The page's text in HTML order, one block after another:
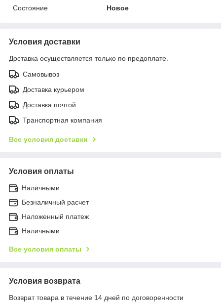
Состояние
Новое
Условия доставки
Доставка осуществляется только по предоплате.
Самовывоз
Доставка курьером
Доставка почтой
Транспортная компания
Все условия доставки
Условия оплаты
Наличными
Безналичный расчет
Наложенный платеж
Наличными
Все условия оплаты
Условия возврата
Возврат товара в течение 14 дней по договоренности